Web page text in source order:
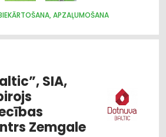
APZAĻUMOŠANA
SIA,
Zemgale